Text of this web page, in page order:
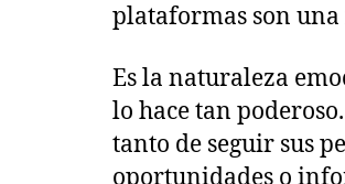
plataformas son
Es la naturaleza
lo hace tan
tanto de seguir sus
oportunidades o